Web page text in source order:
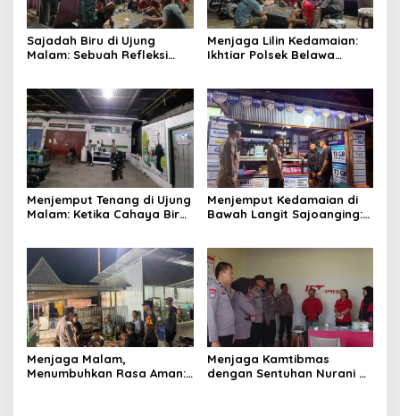
Sajadah Biru di Ujung
Malam: Sebuah Refleksi
Menjaga Lilin Kedamaian:
Ikhtiar Polsek Belawa
Menjemput Tenang di Ujung
Malam: Ketika Cahaya Biru
Sabbangparu
Menjemput Kedamaian di
Bawah Langit Sajoanging:
Menjaga
Menjaga Malam,
Menumbuhkan Rasa Aman:
Menjaga Kamtibmas
dengan Sentuhan Nurani di